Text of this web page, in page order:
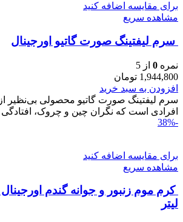
برای مقایسه اضافه کنید
مشاهده سریع
سرم ليفتينگ صورت گاتیو اورجینال
نمره 0 از 5
1,944,800 تومان
افزودن به سبد خرید
سرم ليفتينگ صورت گاتیو محصولی بی‌نظیر از
افرادی است که نگران چین و چروک،
-38%
برای مقایسه اضافه کنید
مشاهده سریع
لیتر